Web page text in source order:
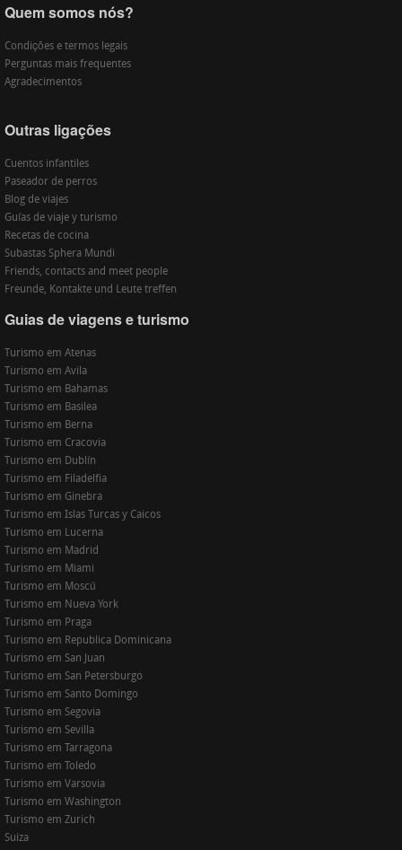
Quem somos nós?
Condições e termos legais
Perguntas mais frequentes
Agradecimentos
Outras ligações
Cuentos infantiles
Paseador de perros
Blog de viajes
Guías de viaje y turismo
Recetas de cocina
Subastas Sphera Mundi
Friends, contacts and meet people
Freunde, Kontakte und Leute treffen
Guias de viagens e turismo
Turismo em Atenas
Turismo em Avila
Turismo em Bahamas
Turismo em Basilea
Turismo em Berna
Turismo em Cracovia
Turismo em Dublín
Turismo em Filadelfia
Turismo em Ginebra
Turismo em Islas Turcas y Caicos
Turismo em Lucerna
Turismo em Madrid
Turismo em Miami
Turismo em Moscú
Turismo em Nueva York
Turismo em Praga
Turismo em Republica Dominicana
Turismo em San Juan
Turismo em San Petersburgo
Turismo em Santo Domingo
Turismo em Segovia
Turismo em Sevilla
Turismo em Tarragona
Turismo em Toledo
Turismo em Varsovia
Turismo em Washington
Turismo em Zurich
Suiza